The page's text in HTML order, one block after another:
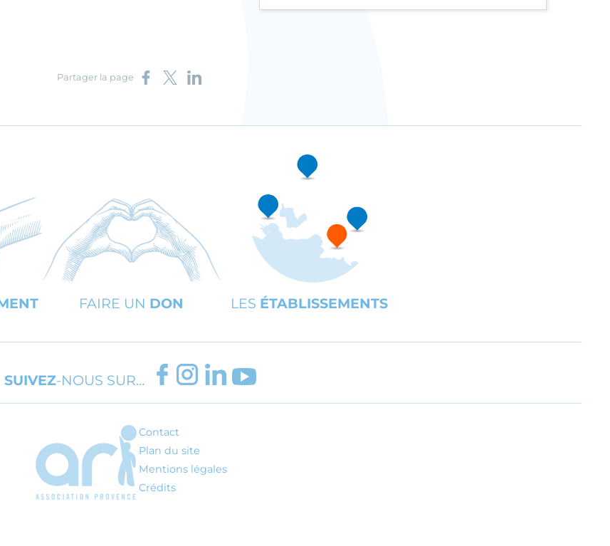
Partager la page Partager sur Facebook
Partager sur X
Partager sur LinkedIn
FAIRE UN DON LES ÉTABLISSEMENTS
SUIVEZ-NOUS SUR…
FACEBOOK
INSTAGRAM
LINKEDIN
YOUTUBE
ARI - Association régionale pour l'intégration des personnes en situation de handicap ou en
Contact
Plan du site
Mentions légales
Crédits